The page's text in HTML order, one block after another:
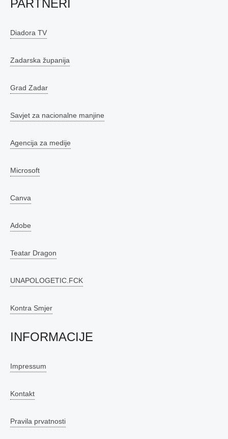
PARTNERI
Diadora TV
Zadarska županija
Grad Zadar
Savjet za nacionalne manjine
Agencija za medije
Microsoft
Canva
Adobe
Teatar Dragon
UNAPOLOGETIC.FCK
Kontra Smjer
INFORMACIJE
Impressum
Kontakt
Pravila prvatnosti